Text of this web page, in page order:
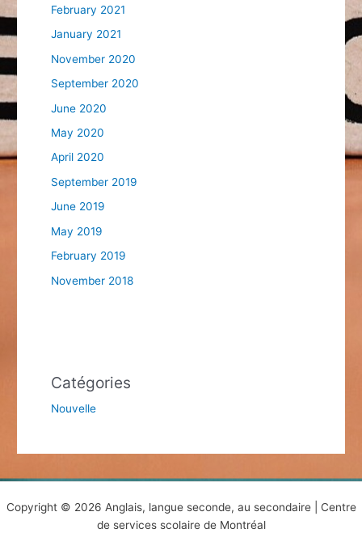
February 2021
January 2021
November 2020
September 2020
June 2020
May 2020
April 2020
September 2019
June 2019
May 2019
February 2019
November 2018
Catégories
Nouvelle
Copyright © 2026 Anglais, langue seconde, au secondaire | Centre
de services scolaire de Montréal